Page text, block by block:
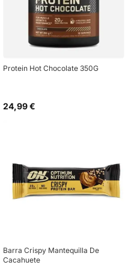
Protein Hot Chocolate 350G
24,99 €
Barra Crispy Mantequilla De
Cacahuete